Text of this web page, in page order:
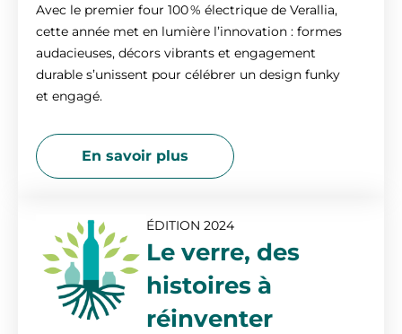
2013
2012
2011
2010
Avec le premier four 100 % électrique de Verallia,
cette année met en lumière l’innovation : formes
audacieuses, décors vibrants et engagement
durable s’unissent pour célébrer un design funky
et engagé.
En savoir plus
ÉDITION 2024
Le verre, des
histoires à
réinventer